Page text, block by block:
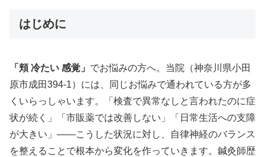
はじめに
「頬 冷たい 感覚」 でお悩みの方へ。当院（神奈川県小田
原市成田394-1）には、同じお悩みで通われている方が多
くいらっしゃいます。「検査で異常なしと言われたのに症
状が続く」「市販薬では改善しない」「日常生活への支障
が大きい」——こうした状況に対し、自律神経のバランス
を整えることで根本から変化を作っていきます。鍼灸師歴